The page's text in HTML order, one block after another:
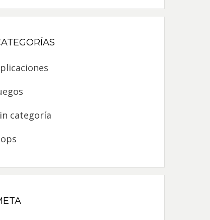
categoría